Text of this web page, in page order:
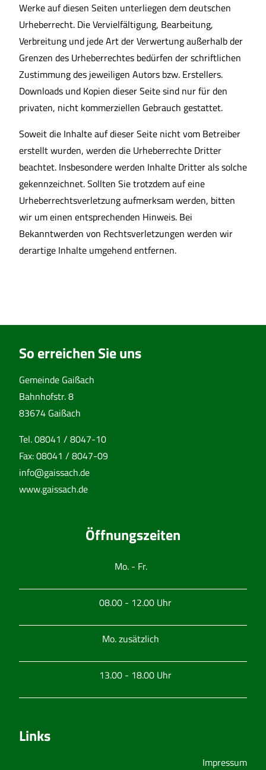
Werke auf diesen Seiten unterliegen dem deutschen
Urheberrecht. Die Vervielfältigung, Bearbeitung,
Verbreitung und jede Art der Verwertung außerhalb der
Grenzen des Urheberrechtes bedürfen der schriftlichen
Zustimmung des jeweiligen Autors bzw. Erstellers.
Downloads und Kopien dieser Seite sind nur für den
privaten, nicht kommerziellen Gebrauch gestattet.
Soweit die Inhalte auf dieser Seite nicht vom Betreiber
erstellt wurden, werden die Urheberrechte Dritter
beachtet. Insbesondere werden Inhalte Dritter als solche
gekennzeichnet. Sollten Sie trotzdem auf eine
Urheberrechtsverletzung aufmerksam werden, bitten
wir um einen entsprechenden Hinweis. Bei
Bekanntwerden von Rechtsverletzungen werden wir
derartige Inhalte umgehend entfernen.
So erreichen Sie uns
Gemeinde Gaißach
Bahnhofstr. 8
83674 Gaißach
Tel.08041 / 8047-10
Fax:08041 / 8047-09
info@gaissach.de
www.gaissach.de
Öffnungszeiten
Mo. - Fr.
08.00 - 12.00 Uhr
Mo. zusätzlich
13.00 - 18.00 Uhr
Links
Impressum